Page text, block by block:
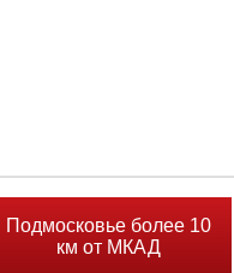
Подмосковье более 10
км от МКАД